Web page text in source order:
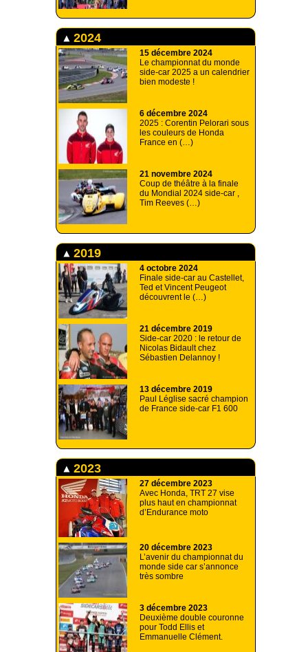
2024
15 décembre 2024
Le championnat du monde
side-car 2025 a un calendrier
bien modeste !
6 décembre 2024
2025 : Corentin Pelorari sous
les couleurs de Honda
France en (…)
21 novembre 2024
Coup de théâtre à la finale
du Mondial 2024 side-car ,
Tim Reeves (…)
2019
4 octobre 2024
Finale side-car au Castellet,
Ted et Vincent Peugeot
découvrent le (…)
21 décembre 2019
Side-car 2020 : le retour de
Nicolas Bidault chez
Sébastien Delannoy !
13 décembre 2019
Paul Léglise sacré champion
de France side-car F1 600
2023
27 décembre 2023
Avec Honda, TRT 27 vise
plus haut en championnat
d’Endurance moto
20 décembre 2023
L’avenir du championnat du
monde side car s’annonce
très sombre
3 décembre 2023
Deuxième double couronne
pour Todd Ellis et
Emmanuelle Clément.